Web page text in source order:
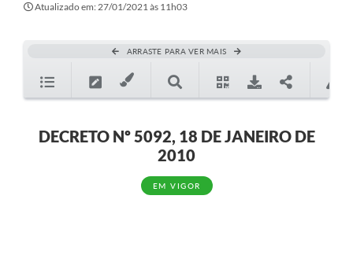
Atualizado em: 27/01/2021 às 11h03
ARRASTE PARA VER MAIS
DECRETO Nº 5092, 18 DE JANEIRO DE
2010
EM VIGOR